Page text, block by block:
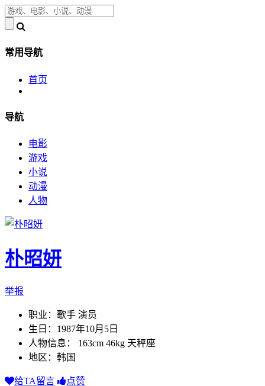
常用导航
首页
导航
电影
游戏
小说
动漫
人物
朴昭妍
举报
职业：歌手 演员
生日：1987年10月5日
人物信息： 163cm 46kg 天秤座
地区：韩国
给TA留言 点赞